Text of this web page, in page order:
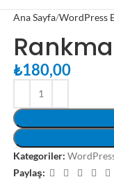
Ana Sayfa WordPress
₺180,00
Kategoriler:
Paylaş: